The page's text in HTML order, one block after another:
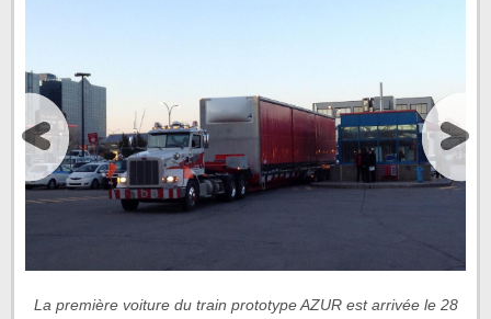
La première voiture du train prototype AZUR est arrivée le 28